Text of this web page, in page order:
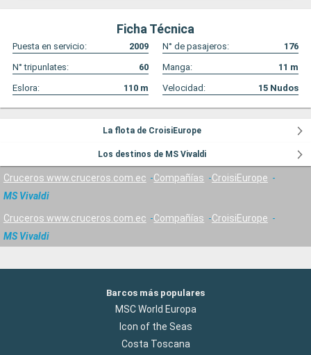
Ficha Técnica
Puesta en servicio: 2009 N° de pasajeros:
176
N° tripunlates:
60 Manga: 11 m
Eslora:
110 m Velocidad: 15 Nudos
La flota de CroisiEurope
Los destinos de MS Vivaldi
Cruceros www.cruceros.com.ec Compañías
CroisiEurope
MS Vivaldi
Cruceros www.cruceros.com.ec Compañías
CroisiEurope
MS Vivaldi
Barcos más populares
MSC World Europa
Icon of the Seas
Costa Toscana